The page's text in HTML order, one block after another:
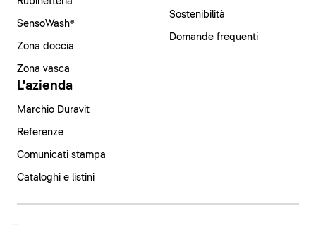
SensoWash®
Zona doccia
Zona vasca
Sostenibilità
Domande frequenti
L'azienda
Marchio Duravit
Referenze
Comunicati stampa
Cataloghi e listini